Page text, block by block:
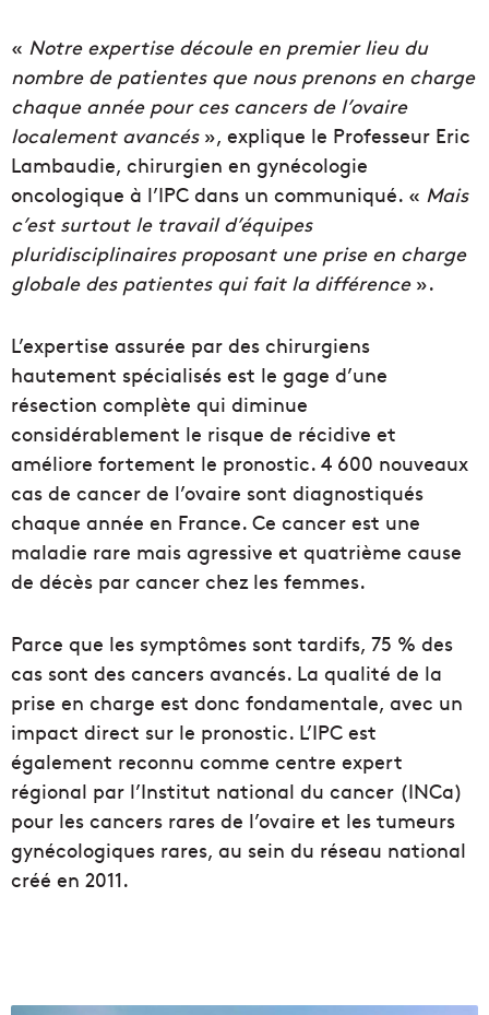
« Notre expertise découle en premier lieu du
nombre de patientes que nous prenons en charge
chaque année pour ces cancers de l’ovaire
localement avancés», explique le Professeur Eric
Lambaudie, chirurgien en gynécologie
oncologique à l’IPC dans un communiqué. « Mais
c’est surtout le travail d’équipes
pluridisciplinaires proposant une prise en charge
globale des patientes qui fait la différence».
L’expertise assurée par des chirurgiens
hautement spécialisés est le gage d’une
résection complète qui diminue
considérablement le risque de récidive et
améliore fortement le pronostic. 4 600 nouveaux
cas de cancer de l’ovaire sont diagnostiqués
chaque année en France. Ce cancer est une
maladie rare mais agressive et quatrième cause
de décès par cancer chez les femmes.
Parce que les symptômes sont tardifs, 75 % des
cas sont des cancers avancés. La qualité de la
prise en charge est donc fondamentale, avec un
impact direct sur le pronostic. L’IPC est
également reconnu comme centre expert
régional par l’Institut national du cancer (INCa)
pour les cancers rares de l’ovaire et les tumeurs
gynécologiques rares, au sein du réseau national
créé en 2011.